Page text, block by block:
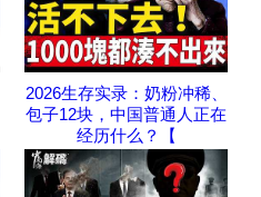
2026生存实录：奶粉冲稀、
包子12块，中国普通人正在
经历什么？【